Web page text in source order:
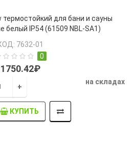
для бани и сауны
белый IP54 (61509 NBL-SA1)
7632-01
0
1750.42₽
+
на складах
КУПИТЬ